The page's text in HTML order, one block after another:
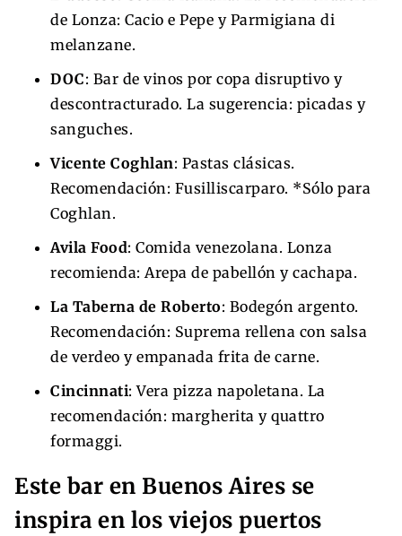
de Lonza: Cacio e Pepe y Parmigiana di
melanzane.
DOC: Bar de vinos por copa disruptivo y
descontracturado. La sugerencia: picadas y
sanguches.
Vicente Coghlan: Pastas clásicas.
Recomendación: Fusilliscarparo. *Sólo para
Coghlan.
Avila Food: Comida venezolana. Lonza
recomienda: Arepa de pabellón y cachapa.
La Taberna de Roberto: Bodegón argento.
Recomendación: Suprema rellena con salsa
de verdeo y empanada frita de carne.
Cincinnati: Vera pizza napoletana. La
recomendación: margherita y quattro
formaggi.
Este bar en Buenos Aires se
inspira en los viejos puertos